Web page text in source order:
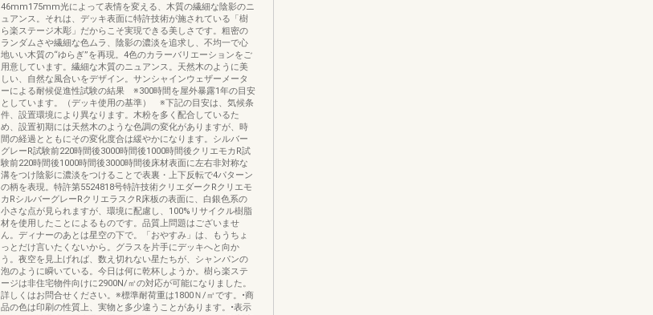
46mm175mm光によって表情を変える、木質の繊細な陰影のニ
ュアンス。それは、デッキ表面に特許技術が施されている「樹
ら楽ステージ木彫」だからこそ実現できる美しさです。粗密の
ランダムさや繊細な色ムラ、陰影の濃淡を追求し、不均一で心
地いい木質の“ゆらぎ”を再現。4色のカラーバリエーションをご
用意しています。繊細な木質のニュアンス。天然木のように美
しい、自然な風合いをデザイン。サンシャインウェザーメータ
ーによる耐候促進性試験の結果 ※300時間を屋外暴露1年の目安
としています。（デッキ使用の基準） ※下記の目安は、気候条
件、設置環境により異なります。木粉を多く配合しているた
め、設置初期には天然木のような色調の変化がありますが、時
間の経過とともにその変化度合は緩やかになります。シルバー
グレーR試験前220時間後3000時間後1000時間後クリエモカR試
験前220時間後1000時間後3000時間後床材表面に左右非対称な
溝をつけ陰影に濃淡をつけることで表裏・上下反転で4パターン
の柄を表現。特許第5524818号特許技術クリエダークRクリエモ
カRシルバーグレーRクリエラスクR床板の表面に、白銀色系の
小さな点が見られますが、環境に配慮し、100%リサイクル樹脂
材を使用したことによるものです。品質上問題はございませ
ん。ディナーのあとは星空の下で。「おやすみ」は、もうちょ
っとだけ言いたくないから。グラスを片手にデッキへと向か
う。夜空を見上げれば、数え切れない星たちが、シャンパンの
泡のように瞬いている。今日は何に乾杯しようか。樹ら楽ステ
ージは非住宅物件向けに2900N/㎡の対応が可能になりました。
詳しくはお問合せください。※標準耐荷重は1800Ｎ/㎡です。•商
品の色は印刷の性質上、実物と多少違うことがあります。•表示